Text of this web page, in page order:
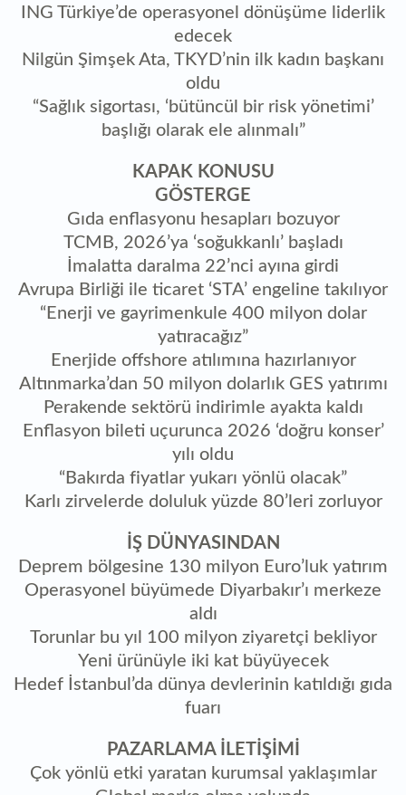
ING Türkiye’de operasyonel dönüşüme liderlik
edecek
Nilgün Şimşek Ata, TKYD’nin ilk kadın başkanı
oldu
“Sağlık sigortası, ‘bütüncül bir risk yönetimi’
başlığı olarak ele alınmalı”
KAPAK KONUSU
GÖSTERGE
Gıda enflasyonu hesapları bozuyor
TCMB, 2026’ya ‘soğukkanlı’ başladı
İmalatta daralma 22’nci ayına girdi
Avrupa Birliği ile ticaret ‘STA’ engeline takılıyor
“Enerji ve gayrimenkule 400 milyon dolar
yatıracağız”
Enerjide offshore atılımına hazırlanıyor
Altınmarka’dan 50 milyon dolarlık GES yatırımı
Perakende sektörü indirimle ayakta kaldı
Enflasyon bileti uçurunca 2026 ‘doğru konser’
yılı oldu
“Bakırda fiyatlar yukarı yönlü olacak”
Karlı zirvelerde doluluk yüzde 80’leri zorluyor
İŞ DÜNYASINDAN
Deprem bölgesine 130 milyon Euro’luk yatırım
Operasyonel büyümede Diyarbakır’ı merkeze
aldı
Torunlar bu yıl 100 milyon ziyaretçi bekliyor
Yeni ürünüyle iki kat büyüyecek
Hedef İstanbul’da dünya devlerinin katıldığı gıda
fuarı
PAZARLAMA İLETİŞİMİ
Çok yönlü etki yaratan kurumsal yaklaşımlar